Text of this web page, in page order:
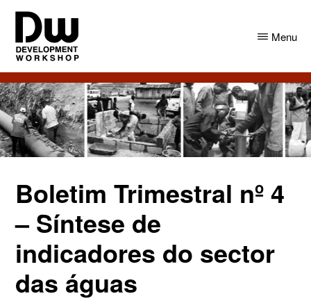
Skip
main
content
Skip
primary
sidebar
DW
Angola
Development
Workshop
Angola
Menu
Boletim Trimestral nº 4
– Síntese de
indicadores do sector
das águas